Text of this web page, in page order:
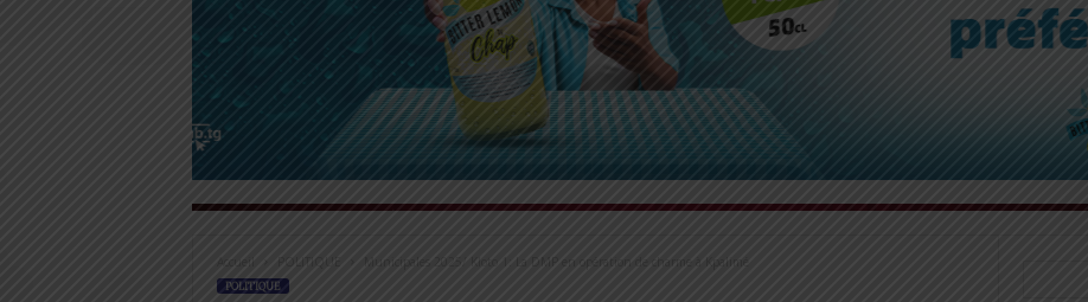
Accueil Municipales 2025/ Kloto 1: La DMP en opération de charme à Kpalimé
POLITIQUE